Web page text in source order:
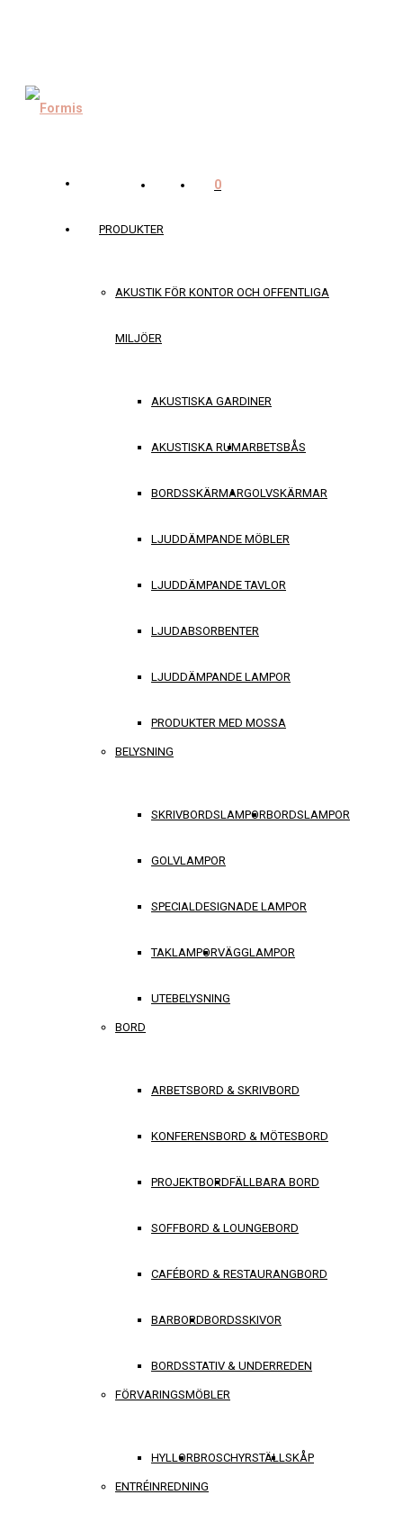
PRODUKTER
AKUSTIK FÖR KONTOR OCH OFFENTLIGA
MILJÖER
AKUSTISKA GARDINER
AKUSTISKA RUMARBETSBÅS
BORDSSKÄRMARGOLVSKÄRMAR
LJUDDÄMPANDE MÖBLER
LJUDDÄMPANDE TAVLOR
LJUDABSORBENTER
LJUDDÄMPANDE LAMPOR
PRODUKTER MED MOSSA
BELYSNING
SKRIVBORDSLAMPORBORDSLAMPOR
GOLVLAMPOR
SPECIALDESIGNADE LAMPOR
TAKLAMPORVÄGGLAMPOR
UTEBELYSNING
BORD
ARBETSBORD & SKRIVBORD
KONFERENSBORD & MÖTESBORD
PROJEKTBORDFÄLLBARA BORD
SOFFBORD & LOUNGEBORD
CAFÉBORD & RESTAURANGBORD
BARBORDBORDSSKIVOR
BORDSSTATIV & UNDERREDEN
FÖRVARINGSMÖBLER
HYLLORBROSCHYRSTÄLLSKÅP
ENTRÉINREDNING
0